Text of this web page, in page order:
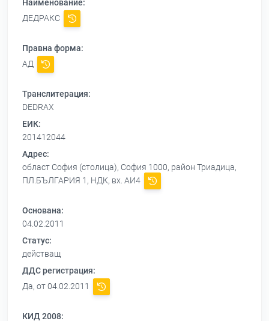
Наименование:
ДЕДРАКС
Правна форма:
АД
Транслитерация:
DEDRAX
ЕИК:
201412044
Адрес:
област София (столица), София 1000, район Триадица,
ПЛ.БЪЛГАРИЯ 1, НДК, вх. АИ4
Основана:
04.02.2011
Статус:
действащ
ДДС регистрация:
Да, от 04.02.2011
КИД 2008: